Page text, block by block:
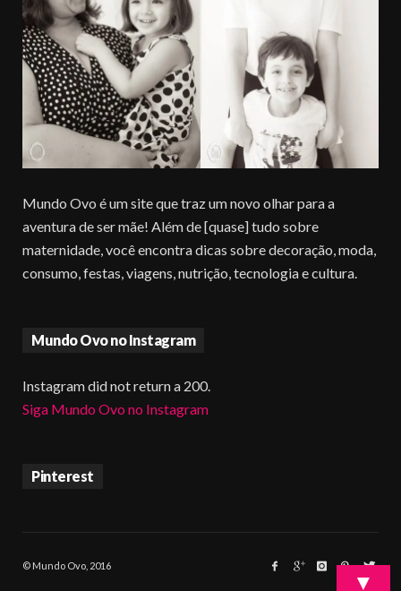
Mundo Ovo é um site que traz um novo olhar para a
aventura de ser mãe! Além de [quase] tudo sobre
maternidade, você encontra dicas sobre decoração, moda,
consumo, festas, viagens, nutrição, tecnologia e cultura.
Mundo Ovo no Instagram
Instagram did not return a 200.
Siga Mundo Ovo no Instagram
Pinterest
© Mundo Ovo, 2016
▼